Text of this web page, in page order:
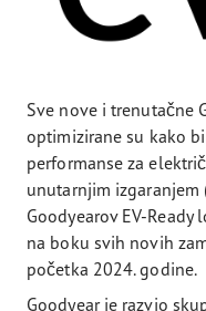
Sve nove i trenutačne
optimizirane su kako
performanse za
unutarnjim izgaranjem
Goodyearov EV-
na boku svih novih
početka 2024. godine.
Goodyear je razvio